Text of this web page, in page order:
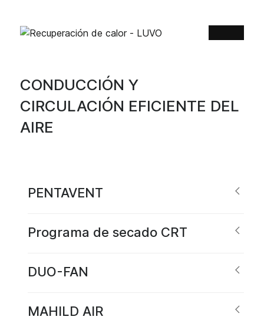
CONDUCCIÓN Y
CIRCULACIÓN EFICIENTE DEL
AIRE
PENTAVENT
Programa de secado CRT
DUO-FAN
MAHILD AIR